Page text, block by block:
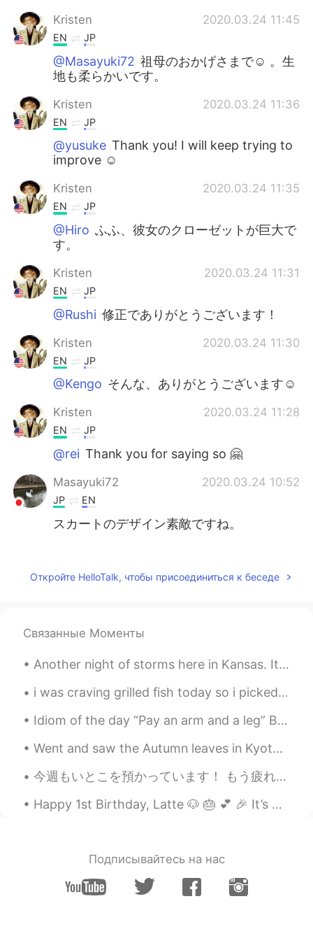
Kristen 2020.03.24 11:45
EN JP
@Masayuki72 祖母のおかげさまで☺️ 。生
地も柔らかいです。
Kristen 2020.03.24 11:36
EN JP
@yusuke Thank you! I will keep trying to
improve ☺️
Kristen 2020.03.24 11:35
EN JP
@Hiro ふふ、彼女のクローゼットが巨大で
す。
Kristen 2020.03.24 11:31
EN JP
@Rushi 修正でありがとうございます！
Kristen 2020.03.24 11:30
EN JP
@Kengo そんな、ありがとうございます☺️
Kristen 2020.03.24 11:28
EN JP
@rei Thank you for saying so 🤗
Masayuki72 2020.03.24 10:52
JP EN
スカートのデザイン素敵ですね。
EN JP
@L.Yes ☺️ she is my role model.
Hiro 2020.03.23 23:22
イル良すぎ！おばあちゃん！🤣
Kristen 2020.03.23 23:21
を覚えています。
2020.03.23 23:21
Откройте HelloTalk, чтобы присоединиться к беседе
Связанные Моменты
Another night of storms here in Kansas. It seems like when I moved here I moved into an area of e...
i was craving grilled fish today so i picked banana leaves and wrapped tuna in it. it was so del...
Idiom of the day “Pay an arm and a leg” By “paying an arm and a leg,” you are saying that you h...
Went and saw the Autumn leaves in Kyoto last weekend; was very nice! Actually my first time seein...
今週もいとこを預かっています！ もう疲れています！😩 頑張りましょう、オーウェンくん！ 🚛🚚🛻🚛🚚🛻🚛🚚🛻🚛🚚🛻🚛🚚🛻🚜 My cousin’s child likes trucks, w...
Happy 1st Birthday, Latte 🐶 🎂 💕 🎉 It’s been one year since you entered into this wonderful lif...
Подписывайтесь на нас